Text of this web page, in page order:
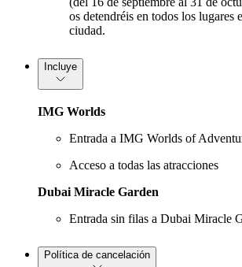
os detendréis en todos los lugares
ciudad.
Incluye
IMG Worlds
Entrada a IMG Worlds of
Acceso a todas las atracciones
Dubai Miracle Garden
Entrada sin filas a Dubai Miracle
Política de cancelación